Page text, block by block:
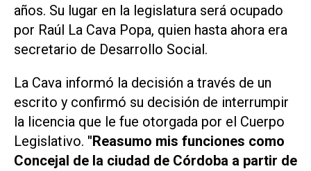
años. Su lugar en la legislatura será ocupado
por Raúl La Cava Popa, quien hasta ahora era
secretario de Desarrollo Social.
La Cava informó la decisión a través de un
escrito y confirmó su decisión de interrumpir
la licencia que le fue otorgada por el Cuerpo
Legislativo. "Reasumo mis funciones como
Concejal de la ciudad de Córdoba a partir de